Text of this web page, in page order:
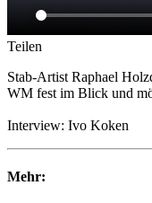
Teilen
Stab-Artist Raphael
WM fest im Blick und
Interview: Ivo Koken
Mehr: